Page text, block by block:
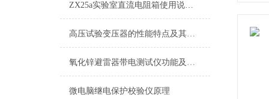
ZX25a实验室直流电阻箱使用说明书
高压试验变压器的性能特点及其操作方法分析
氧化锌避雷器带电测试仪功能及特点
微电脑继电保护校验仪原理